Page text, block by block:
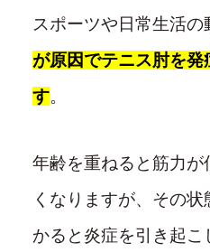
スポーツや日常生活の
が原因でテニス肘を発
す。
年齢を重ねると筋力
くなりますが、その
かると炎症を引き起こ